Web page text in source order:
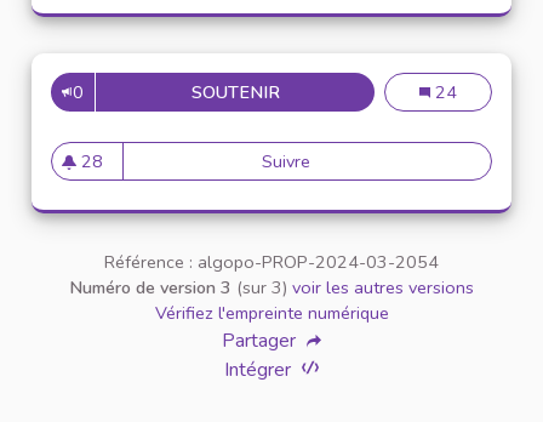
0 SOUTENIRCRÉER UN KIT Créer un kit
24
28
28 abonnés
Suivre Créer un kit "ressources"
Référence : algopo-PROP-2024-03-2054
Numéro de version 3 (sur 3) voir les autres versions
Vérifiez l'empreinte numérique
Partager
Intégrer